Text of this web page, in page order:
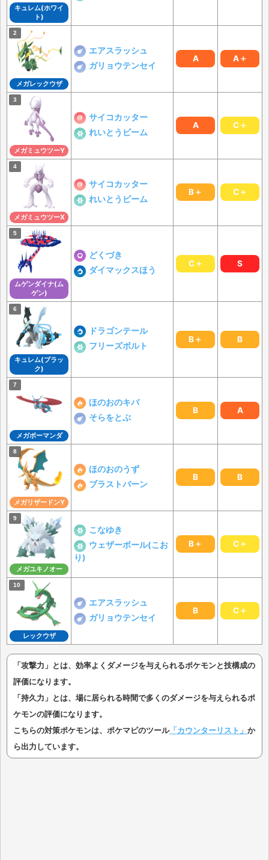
キュレム(ホワイ
ト)
メガレックウザ
エアスラッシュ
ガリョウテンセイ
A A＋
メガミュウツーY
サイコカッター
れいとうビーム
A C＋
メガミュウツーX
サイコカッター
れいとうビーム
B＋ C＋
ムゲンダイナ(ム
ゲン)
どくづき
ダイマックスほう
C＋ S
キュレム(ブラッ
ク)
ドラゴンテール
フリーズボルト
B＋ B
メガボーマンダ
ほのおのキバ
そらをとぶ
B A
メガリザードンY
ほのおのうず
ブラストバーン
B B
メガユキノオー
こなゆき
ウェザーボール(こお
り)
B＋ C＋
レックウザ
エアスラッシュ
ガリョウテンセイ
B C＋
「攻撃力」とは、効率よくダメージを与えられるポケモンと技構成の
評価になります。
「持久力」とは、場に居られる時間で多くのダメージを与えられるポ
ケモンの評価になります。
こちらの対策ポケモンは、ポケマピのツール「カウンターリスト」 か
ら出力しています。